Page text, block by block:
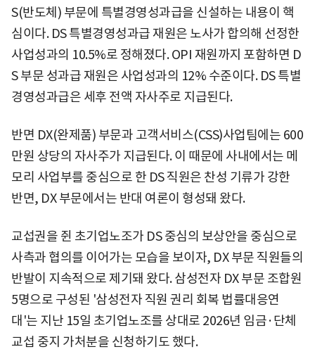
S(반도체) 부문에 특별경영성과급을 신설하는 내용이 핵
심이다. DS 특별경영성과급 재원은 노사가 합의해 선정한
사업성과의 10.5%로 정해졌다. OPI 재원까지 포함하면 D
S 부문 성과급 재원은 사업성과의 12% 수준이다. DS 특별
경영성과급은 세후 전액 자사주로 지급된다.
반면 DX(완제품) 부문과 고객서비스(CSS)사업팀에는 600
만원 상당의 자사주가 지급된다. 이 때문에 사내에서는 메
모리 사업부를 중심으로 한 DS 직원은 찬성 기류가 강한
반면, DX 부문에서는 반대 여론이 형성돼 왔다.
교섭권을 쥔 초기업노조가 DS 중심의 보상안을 중심으로
사측과 협의를 이어가는 모습을 보이자, DX 부문 직원들의
반발이 지속적으로 제기돼 왔다. 삼성전자 DX 부문 조합원
5명으로 구성된 '삼성전자 직원 권리 회복 법률대응연
대'는 지난 15일 초기업노조를 상대로 2026년 임금·단체
교섭 중지 가처분을 신청하기도 했다.